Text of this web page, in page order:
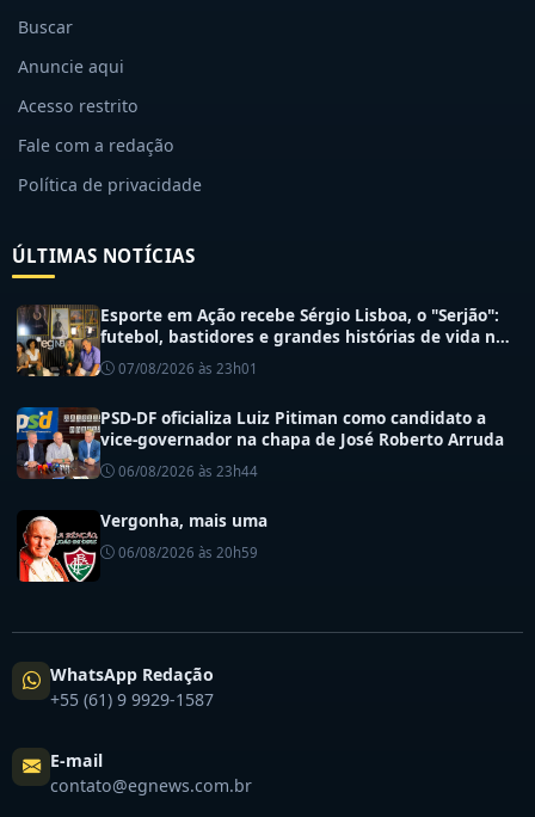
Buscar
Anuncie aqui
Acesso restrito
Fale com a redação
Política de privacidade
ÚLTIMAS NOTÍCIAS
Esporte em Ação recebe Sérgio Lisboa, o "Serjão":
futebol, bastidores e grandes histórias de vida no
esporte
07/08/2026 às 23h01
PSD-DF oficializa Luiz Pitiman como candidato a
vice-governador na chapa de José Roberto Arruda
06/08/2026 às 23h44
Vergonha, mais uma
06/08/2026 às 20h59
WhatsApp Redação
+55 (61) 9 9929-1587
E-mail
contato@egnews.com.br